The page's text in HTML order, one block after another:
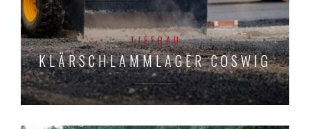
TIEFBAU
KLÄRSCHLAMMLAGER COSWIG